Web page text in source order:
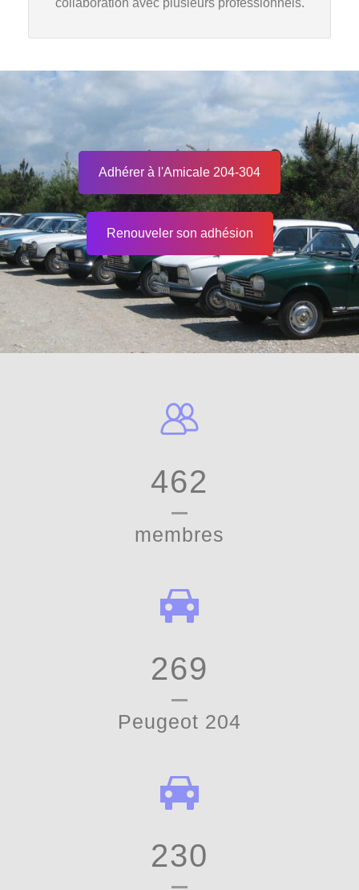
collaboration avec plusieurs professionnels.
Adhérer à l'Amicale 204-304
Renouveler son adhésion
462
membres
269
Peugeot 204
230